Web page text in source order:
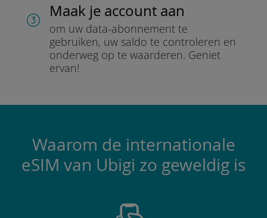
Maak je account aan
om uw data-abonnement te
gebruiken, uw saldo te controleren en
onderweg op te waarderen. Geniet
ervan!
Waarom de internationale
eSIM van Ubigi zo geweldig is